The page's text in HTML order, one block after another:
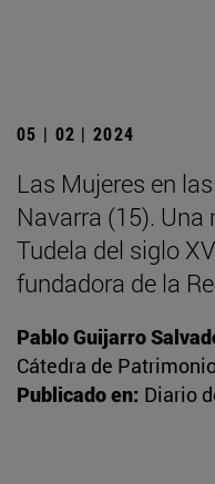
05 | 02 | 2024
Las Mujeres en
Navarra (15).
Tudela del siglo
fundadora de la
Pablo Guijarro
Cátedra de
Publicado en: Diario